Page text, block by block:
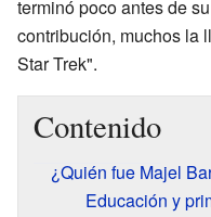
terminó poco antes de
contribución, muchos la
Star Trek".
Contenido
¿Quién fue Majel
Educación y